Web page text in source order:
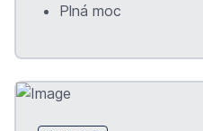
Plná moc